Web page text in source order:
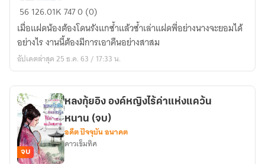
สลับ
รัก
ดวงใจ
ท่าน
อ๋อง
56126.01K7470 (0)
เมื่อแฝดน้องต้องโดนรังแกซ้ำแล้วซ้ำเล่าแฝดพี่อย่างนางจะยอมได้
อย่างไร งานนี้ต้องมีการเอาคืนอย่างสาสม
อัปเดตล่าสุด 25 ธ.ค. 63 / 17:33 น.
จบ
หลงกุ้ยอิง องค์หญิงไร้ค่าแห่งแคว้น
หนาน (จบ)
อดีต ปัจจุบัน อนาคต
ดาวเข็มทิศ